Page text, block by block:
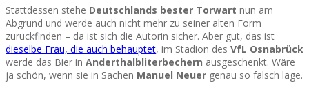
Stattdessen stehe Deutschlands bester Torwart nun am
Abgrund und werde auch nicht mehr zu seiner alten Form
zurückfinden – da ist sich die Autorin sicher. Aber gut, das ist
dieselbe Frau, die auch behauptet, im Stadion des VfL Osnabrück
werde das Bier in Anderthalbliterbechern ausgeschenkt. Wäre
ja schön, wenn sie in Sachen Manuel Neuer genau so falsch läge.